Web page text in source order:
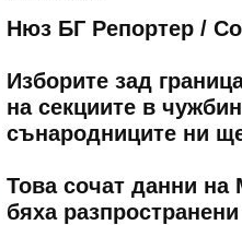
Нюз БГ Репортер /
Изборите зад
на секциите в
сънародниците ни
Това сочат данни на
бяха